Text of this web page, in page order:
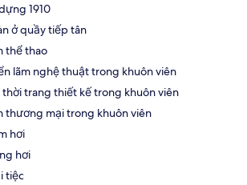
1910
ở quầy tiếp tân
thể thao
lãm nghệ thuật trong khuôn viên
thời trang thiết kế trong khuôn viên
thương mại trong khuôn viên
hơi
hơi
tiệc